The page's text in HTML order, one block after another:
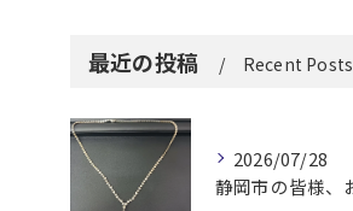
最近の投稿 Recent Posts
2026/07/28